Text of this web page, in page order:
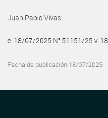
Juan Pablo Vivas
e. 18/07/2025 N° 51151/25 v.
Fecha de publicación 18/07/2025